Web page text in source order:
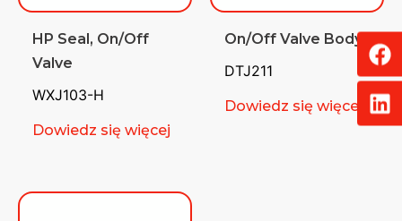
HP Seal, On/Off
Valve
WXJ103-H
Dowiedz się więcej
On/Off Valve Body
DTJ211
Dowiedz się więcej